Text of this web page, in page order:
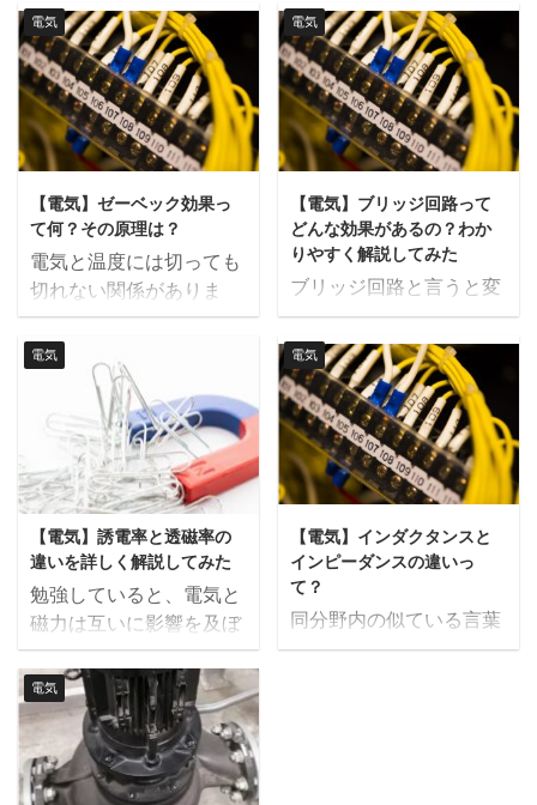
語ではTemperature
Cofficient Resistanceと
いい略してTCRで表され
ます。 記号はαで表さ
れ、単位は「ppm/℃」
です。ppmはparts per
millionの略で ...
す。またファラデーの法
則によって磁束が変化す
ると回路には誘導起電力
が発生するので、回路に
電流を流すと 回路に電流
を流す。 流れた電流が回
路の周辺に磁束を発生さ
せる。 回路周辺の磁束が
変化したのでその回 ...
はないでしょうか。 スケ
ールアップを計画すると
きや、抜本的な時間短
縮・省エネルギーを検討
する際には、加熱方法か
ら見直すということも少
回は、電気加熱について
全体的に理解したい人向
けに記事をまとめまし
た。 電気加熱とは 電気
えるのに、電気を使う、
酸素を使わない加熱手法
と定義できます。 供給さ
れた電気エネルギーを、
次の項目で紹介するいく
つかの方法で熱に変換し
ます。一般的な火力発電
所の発電効率は４０％程
...
よね。また産業分野では
電力分野で「超電導技
術」の紹介がされること
があります。 最近では、
リニアモーターカーに利
用される技術ということ
今回は超電導の現象と用
途について解説したいと
思います。 超電導現象と
は 特定の金属を冷却して
激に電気抵抗が下がりゼ
ロになる現象が知られて
います。 超電導現象と
は、次の２つの性質から
説明されます。 電気抵抗
がゼロになる マイスナー
効果 それぞれについて詳
しく解説します ...
電気
【電気】ゼーベック効果っ
て何？その原理は？
電気と温度には切っても
切れない関係がありま
す。 今回はそのうちの一
つ、センサーなどにも利
用されているゼーベック
効果とは何かについて解
説していきます。 こちら
の記事は動画でも解説し
ているので、動画の方が
いいという方はこちらも
どうぞ。 ゼーベック効果
とは？ ゼーベック効果と
は、2種類の金属の両末
端をつなぎ合わせて各末
端の温度に差をつけると
起電力が生じ、回路中に
電流が流れるという現象
のことです。 なぜそんな
ことが起きるのか、詳し
電気
【電気】ブリッジ回路って
どんな効果があるの？わか
りやすく解説してみた
ブリッジ回路と言うと変
わった形の配線構造の絵
をよく見ますが、どんな
意味があるのでしょう
か。 今回はブリッジ回路
の概要と、どんな用途に
活用されているのかにつ
いて解説したいと思いま
でも解説しているので、
動画の方がいいという方
はこちらもどうぞ。 ブリ
ッジ回路とは 回路を構成
電気
【電気】誘電率と透磁率の
違いを詳しく解説してみた
勉強していると、電気と
磁力は互いに影響を及ぼ
し合うことを学ぶことに
なりますが、そんな時に
出てくるのが「誘電率」
と「透磁率」だと思いま
す。 今回は間違えやすい
この2つについて、でき
電気
【電気】インダクタンスと
インピーダンスの違いっ
て？
同分野内の似ている言葉
って覚えにくいですよ
電気